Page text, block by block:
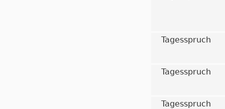
Tagesspruch
Tagesspruch
Tagesspruch